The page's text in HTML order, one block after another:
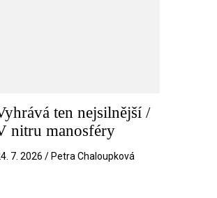
ten nejsilnější /
nitru manosféry
7. 2026 / Petra Chaloupková